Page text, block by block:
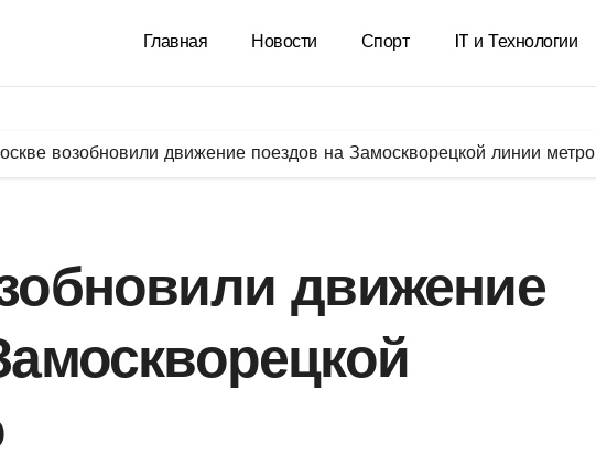
Главная Новости Спорт IT и Технологии
возобновили движение поездов на Замоскворецкой линии метро
движение